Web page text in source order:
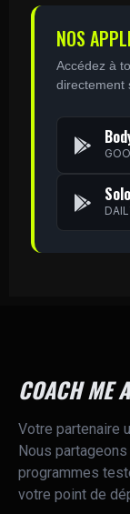
NOS
Accédez à
directement
COACH ME
Votre partenaire
Nous
programmes
votre point de